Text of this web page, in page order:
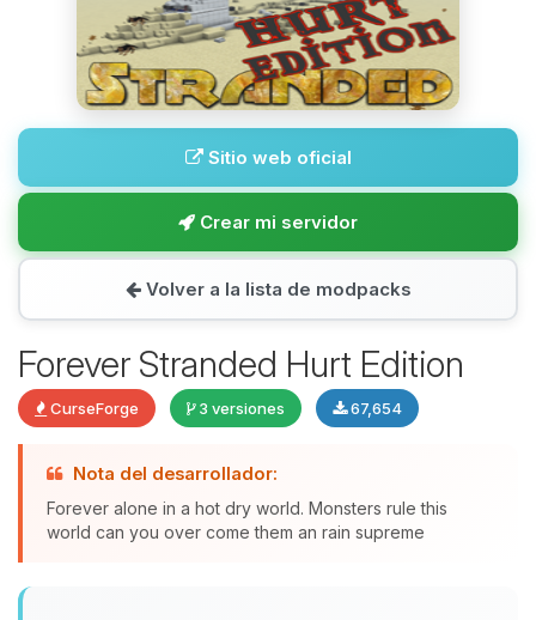
Sitio web oficial
Crear mi servidor
Volver a la lista de modpacks
Forever Stranded Hurt Edition
CurseForge 3 versiones 67,654
Nota del desarrollador:
Forever alone in a hot dry world. Monsters rule this
world can you over come them an rain supreme
Yupi, por fin alguien con quien
hablar! Soy Choupy, tu pequeno